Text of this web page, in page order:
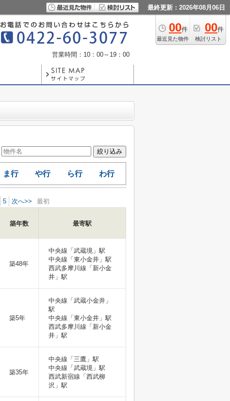
最終更新：2026年08月06日
00件
最近見た物件
00件
検討リスト
営業時間：10：00～19：00
ま行 や行 ら行 わ行
5 次へ>> 最初
築年数 最寄駅
築48年
中央線「武蔵境」駅
中央線「東小金井」駅
西武多摩川線「新小金
井」駅
築5年
中央線「武蔵小金井」
駅
中央線「東小金井」駅
西武多摩川線「新小金
井」駅
築35年
中央線「三鷹」駅
中央線「武蔵境」駅
西武新宿線「西武柳
沢」駅